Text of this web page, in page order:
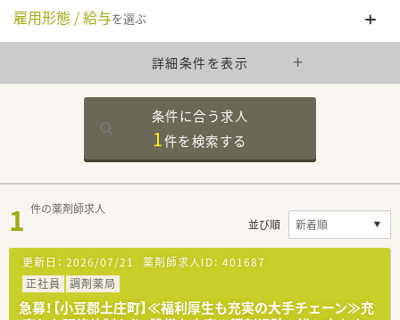
雇用形態 / 給与を選ぶ
詳細条件を表示
条件に合う求人
1件を検索する
1 件の薬剤師求人
並び順
更新日： 2026/07/21 薬剤師求人ID： 401687
正社員
調剤薬局
急募！【小豆郡土庄町】≪福利厚生も充実の大手チェーン≫充